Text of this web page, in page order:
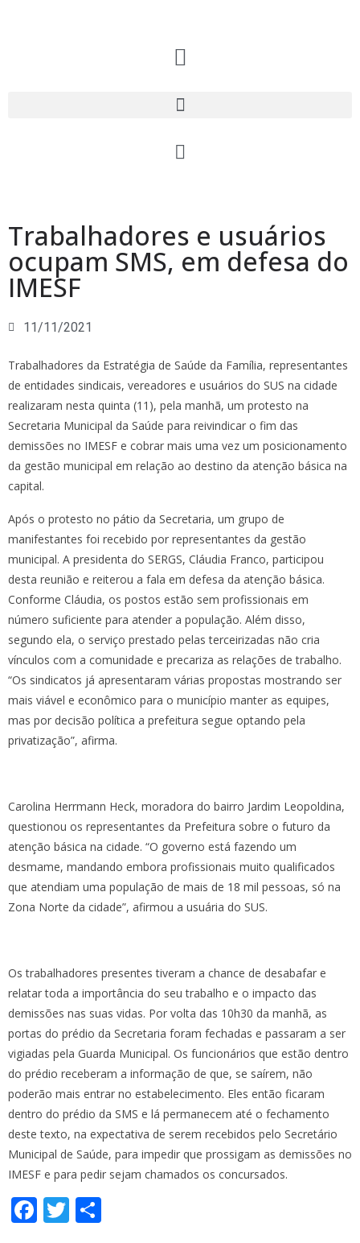
Trabalhadores e usuários
ocupam SMS, em defesa do
IMESF
11/11/2021
Trabalhadores da Estratégia de Saúde da Família, representantes
de entidades sindicais, vereadores e usuários do SUS na cidade
realizaram nesta quinta (11), pela manhã, um protesto na
Secretaria Municipal da Saúde para reivindicar o fim das
demissões no IMESF e cobrar mais uma vez um posicionamento
da gestão municipal em relação ao destino da atenção básica na
capital.
Após o protesto no pátio da Secretaria, um grupo de
manifestantes foi recebido por representantes da gestão
municipal. A presidenta do SERGS, Cláudia Franco, participou
desta reunião e reiterou a fala em defesa da atenção básica.
Conforme Cláudia, os postos estão sem profissionais em
número suficiente para atender a população. Além disso,
segundo ela, o serviço prestado pelas terceirizadas não cria
vínculos com a comunidade e precariza as relações de trabalho.
“Os sindicatos já apresentaram várias propostas mostrando ser
mais viável e econômico para o município manter as equipes,
mas por decisão política a prefeitura segue optando pela
privatização”, afirma.
Carolina Herrmann Heck, moradora do bairro Jardim Leopoldina,
questionou os representantes da Prefeitura sobre o futuro da
atenção básica na cidade. “O governo está fazendo um
desmame, mandando embora profissionais muito qualificados
que atendiam uma população de mais de 18 mil pessoas, só na
Zona Norte da cidade”, afirmou a usuária do SUS.
Os trabalhadores presentes tiveram a chance de desabafar e
relatar toda a importância do seu trabalho e o impacto das
demissões nas suas vidas. Por volta das 10h30 da manhã, as
portas do prédio da Secretaria foram fechadas e passaram a ser
vigiadas pela Guarda Municipal. Os funcionários que estão dentro
do prédio receberam a informação de que, se saírem, não
poderão mais entrar no estabelecimento. Eles então ficaram
dentro do prédio da SMS e lá permanecem até o fechamento
deste texto, na expectativa de serem recebidos pelo Secretário
Municipal de Saúde, para impedir que prossigam as demissões no
IMESF e para pedir sejam chamados os concursados.
F T